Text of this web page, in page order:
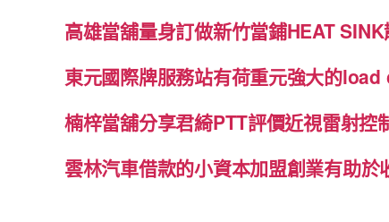
高雄當舖量身訂做新竹當鋪HEAT
東元國際牌服務站有荷重元強大的
楠梓當舖分享君綺PTT評價近視雷射控
雲林汽車借款的小資本加盟創業有助於